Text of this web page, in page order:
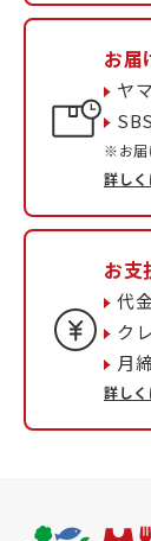
お届
ヤ
※お届
詳し
お支
代
ク
月
詳し